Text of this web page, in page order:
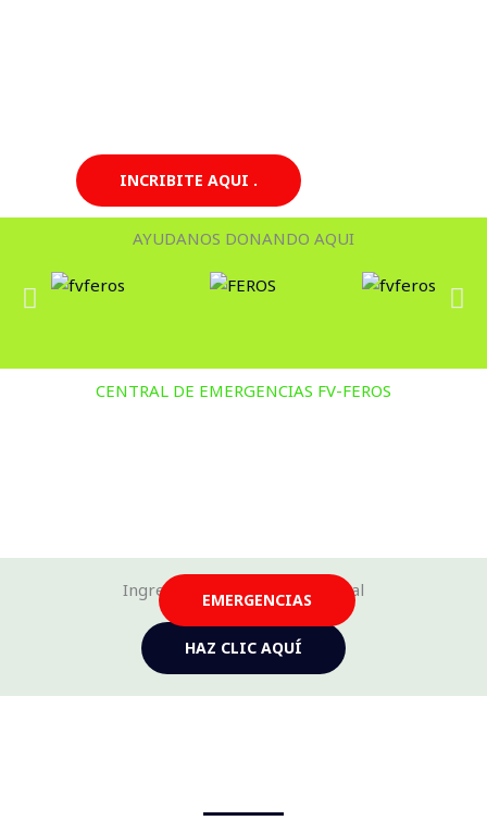
INCRIBITE AQUI .
AYUDANOS DONANDO AQUI
CENTRAL DE EMERGENCIAS FV-FEROS
EMERGENCIAS
Ingresa a nuestra tienda virtual
HAZ CLIC AQUÍ